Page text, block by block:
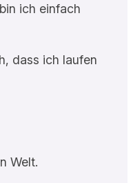
ich einfach
dass ich laufen
Welt.